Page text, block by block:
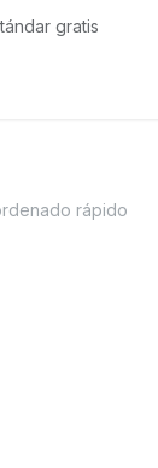
gratis
rápido